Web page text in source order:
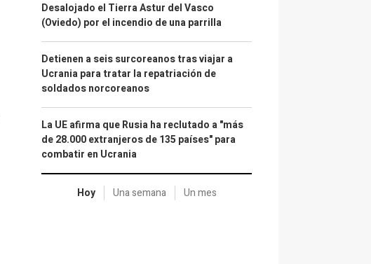
Desalojado el Tierra Astur del Vasco
(Oviedo) por el incendio de una parrilla
Detienen a seis surcoreanos tras viajar a
Ucrania para tratar la repatriación de
soldados norcoreanos
La UE afirma que Rusia ha reclutado a "más
de 28.000 extranjeros de 135 países" para
combatir en Ucrania
Hoy Una semana Un mes